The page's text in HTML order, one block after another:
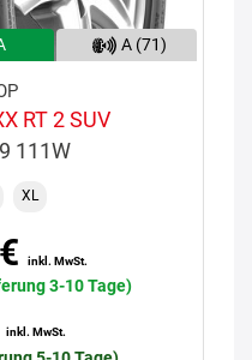
A (71)
RT 2 SUV
111W
XL
inkl. MwSt.
3-10 Tage)
inkl. MwSt.